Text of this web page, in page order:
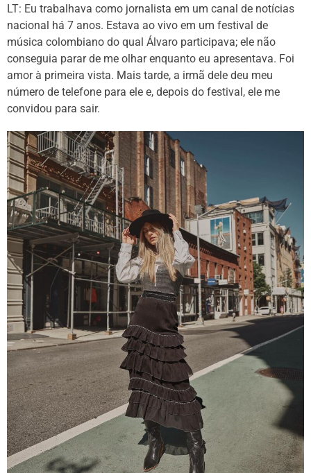
LT: Eu trabalhava como jornalista em um canal de notícias
nacional há 7 anos. Estava ao vivo em um festival de
música colombiano do qual Álvaro participava; ele não
conseguia parar de me olhar enquanto eu apresentava. Foi
amor à primeira vista. Mais tarde, a irmã dele deu meu
número de telefone para ele e, depois do festival, ele me
convidou para sair.